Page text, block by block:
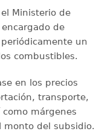
Ministerio de
de
un
combustibles.
en los precios
transporte,
márgenes
monto del subsidio.